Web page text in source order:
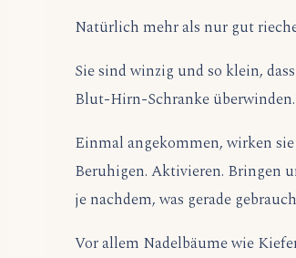
Natürlich mehr als nur gut
Sie sind winzig und so klein,
Blut-Hirn-Schranke überwinden.
Einmal angekommen, wirken
Beruhigen. Aktivieren. Bringen
je nachdem, was gerade
Vor allem Nadelbäume wie